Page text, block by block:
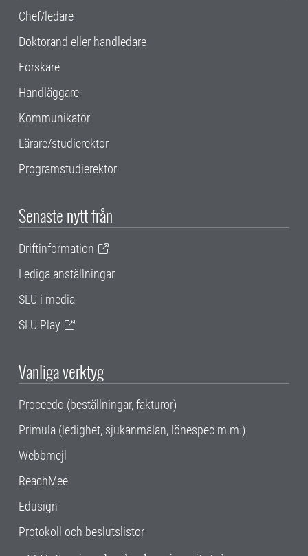
Chef/ledare
Doktorand eller handledare
Forskare
Handläggare
Kommunikatör
Lärare/studierektor
Programstudierektor
Senaste nytt från
Driftinformation
Lediga anställningar
SLU i media
SLU Play
Vanliga verktyg
Proceedo (beställningar, fakturor)
Primula (ledighet, sjukanmälan, lönespec m.m.)
Webbmejl
ReachMee
Edusign
Protokoll och beslutslistor